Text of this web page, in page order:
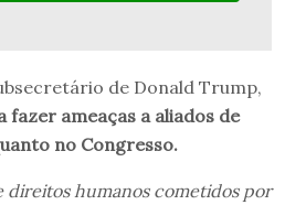
de Donald Trump,
fazer ameaças a aliados de
no Congresso.
direitos humanos cometidos por